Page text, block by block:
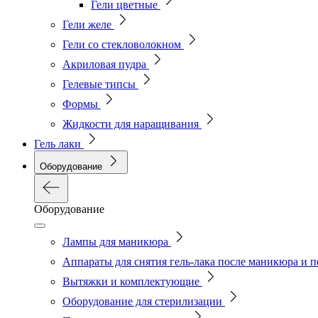
Гели цветные
Гели желе
Гели со стекловолокном
Акриловая пудра
Гелевые типсы
Формы
Жидкости для наращивания
Гель лаки
Оборудование
Оборудование
Лампы для маникюра
Аппараты для снятия гель-лака после маникюра и
Вытяжки и комплектующие
Оборудование для стерилизации